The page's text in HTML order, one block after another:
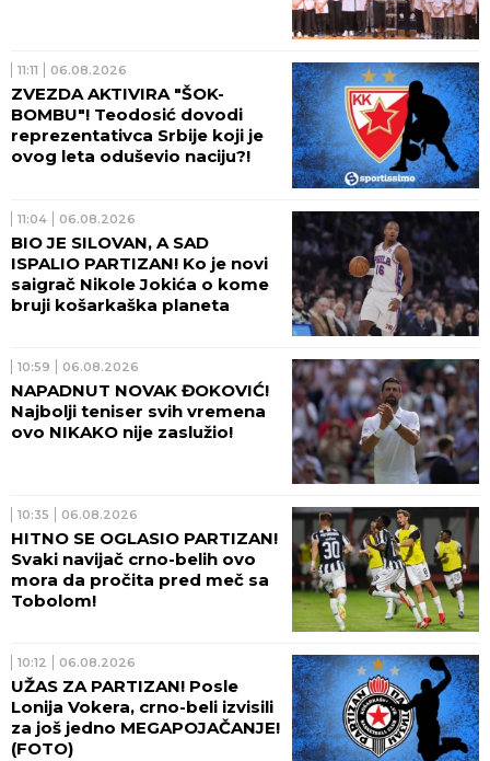
11:11 06.08.2026
ZVEZDA AKTIVIRA "ŠOK-
BOMBU"! Teodosić dovodi
reprezentativca Srbije koji je
ovog leta oduševio naciju?!
11:04 06.08.2026
BIO JE SILOVAN, A SAD
ISPALIO PARTIZAN! Ko je novi
saigrač Nikole Jokića o kome
bruji košarkaška planeta
10:59 06.08.2026
NAPADNUT NOVAK ĐOKOVIĆ!
Najbolji teniser svih vremena
ovo NIKAKO nije zaslužio!
10:35 06.08.2026
HITNO SE OGLASIO PARTIZAN!
Svaki navijač crno-belih ovo
mora da pročita pred meč sa
Tobolom!
10:12 06.08.2026
UŽAS ZA PARTIZAN! Posle
Lonija Vokera, crno-beli izvisili
za još jedno MEGAPOJAČANJE!
(FOTO)